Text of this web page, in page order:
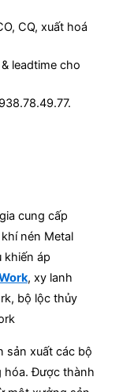
CQ, xuất hoá
leadtime cho
cung cấp
nén Metal
khiến áp
, xy lanh
bộ lộc thủy
sản xuất các bộ
hóa. Được thành